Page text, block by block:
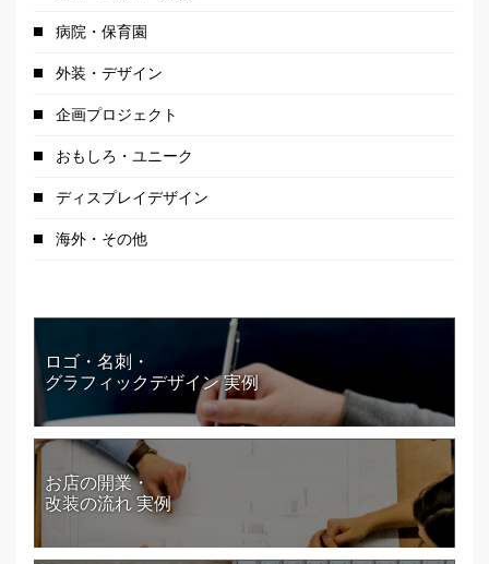
病院・保育園
外装・デザイン
企画プロジェクト
おもしろ・ユニーク
ディスプレイデザイン
海外・その他
ロゴ・名刺・
グラフィックデザイン 実例
お店の開業・
改装の流れ 実例